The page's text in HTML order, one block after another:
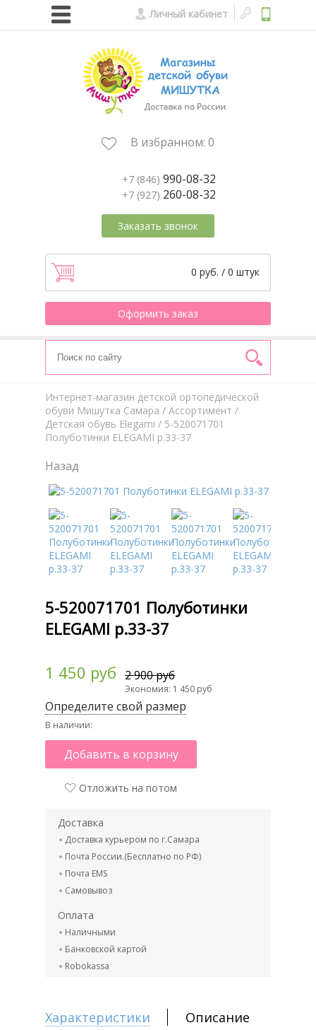
Личный кабинет
В избранном: 0
+7 (846) 990-08-32
+7 (927) 260-08-32
Заказать звонок
0 руб. / 0 штук
Оформить заказ
Интернет-магазин детской ортопедической
обуви Мишутка Самара / Aссортимент /
Детская обувь Elegami / 5-520071701
Полуботинки ELEGAMI р.33-37
Назад
5-520071701 Полуботинки
ELEGAMI р.33-37
1 450 руб 2 900 руб
Экономия: 1 450 руб
Определите свой размер
В наличии:
Добавить в корзину
Отложить на потом
Доставка
Доставка курьером по г.Самара
Почта России.(Бесплатно по РФ)
Почта EMS
Самовывоз
Оплата
Наличными
Банковской картой
Robokassa
Характеристики Описание